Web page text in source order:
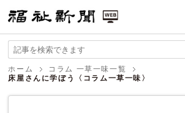
福祉新聞 WEB
ホーム
コラム 一草一味一覧
床屋さんに学ぼう〈コラム一草一味〉